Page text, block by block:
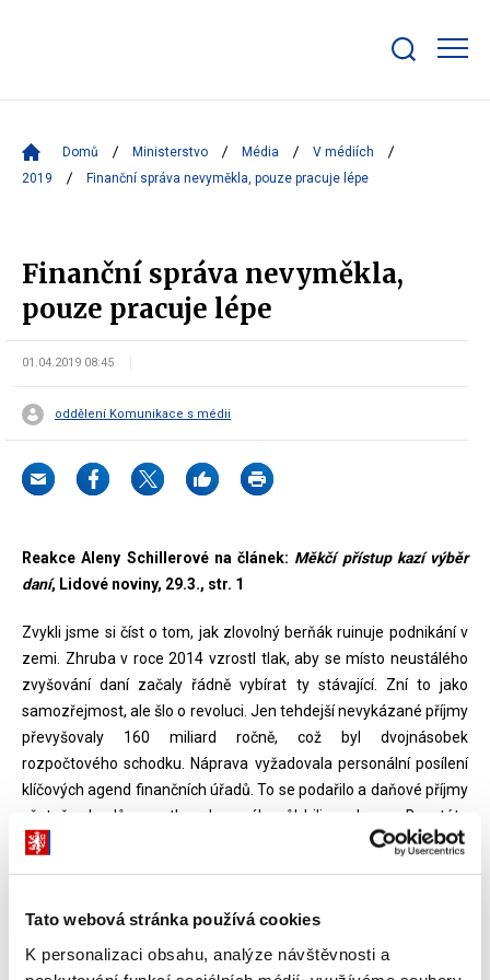
Tato webová stránka používá cookies
K personalizaci obsahu, analýze návštěvnosti a
bar
Domů Ministerstvo Média
V médiích
2019
Finanční správa nevyměkla, pouze pracuje lépe
Finanční správa nevyměkla,
pouze pracuje lépe
01.04.2019 08:45
oddělení Komunikace s médii
Reakce Aleny Schillerové na článek: Měkčí přístup kazí výběr
daní, Lidové noviny, 29.3., str. 1
Zvykli jsme si číst o tom, jak zlovolný berňák ruinuje podnikání v
zemi. Zhruba v roce 2014 vzrostl tlak, aby se místo neustálého
zvyšování daní začaly řádně vybírat ty stávající. Zní to jako
samozřejmost, ale šlo o revoluci. Jen tehdejší nevykázané příjmy
převyšovaly 160 miliard ročně, což byl dvojnásobek
rozpočtového schodku. Náprava vyžadovala personální posílení
klíčových agend finančních úřadů. To se podařilo a daňové příjmy
včetně odvodů vyrostly o bezmála půl bilionu korun. Bez této
sumy bychom si nikdy nemohli dovolit snížit daňovou zátěž
Finanční správě (FS). Její úředníci se prý zalekli kritiky, které se